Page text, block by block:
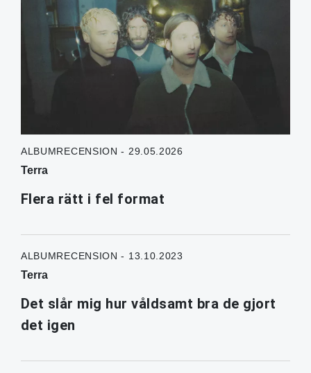
ALBUMRECENSION - 29.05.2026
Terra
Flera rätt i fel format
ALBUMRECENSION - 13.10.2023
Terra
Det slår mig hur våldsamt bra de gjort
det igen